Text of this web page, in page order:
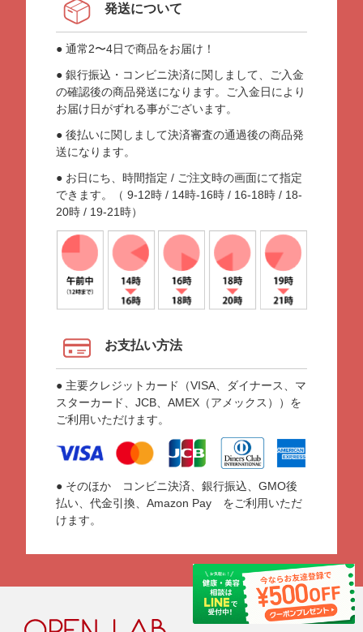
発送について
● 通常2〜4日で商品をお届け！
● 銀行振込・コンビニ決済に関しまして、ご入金
の確認後の商品発送になります。ご入金日により
お届け日がずれる事がございます。
● 後払いに関しまして決済審査の通過後の商品発
送になります。
● お日にち、時間指定 / ご注文時の画面にて指定
できます。（ 9-12時 / 14時-16時 / 16-18時 / 18-
20時 / 19-21時）
お支払い方法
● 主要クレジットカード（VISA、ダイナース、マ
スターカード、JCB、AMEX（アメックス））を
ご利用いただけます。
● そのほか コンビニ決済、銀行振込、GMO後
払い、代金引換、Amazon Pay をご利用いただ
けます。